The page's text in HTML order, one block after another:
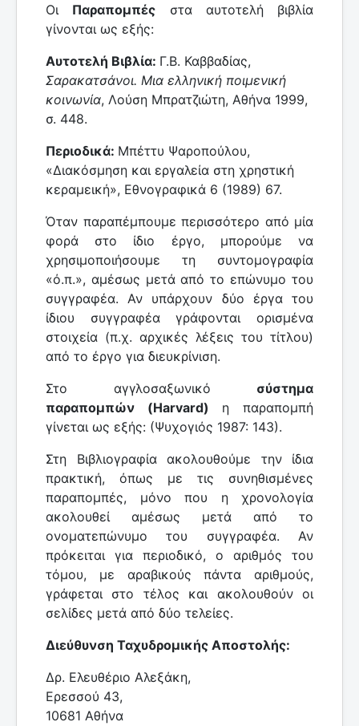
Οι Παραπομπές στα αυτοτελή βιβλία
γίνονται ως εξής:
Αυτοτελή Βιβλία: Γ.Β. Καββαδίας,
Σαρακατσάνοι. Μια ελληνική ποιμενική
κοινωνία, Λούση Μπρατζιώτη, Αθήνα 1999,
σ. 448.
Περιοδικά: Μπέττυ Ψαροπούλου,
«Διακόσμηση και εργαλεία στη χρηστική
κεραμεική», Εθνογραφικά 6 (1989) 67.
Όταν παραπέμπουμε περισσότερο από μία
φορά στο ίδιο έργο, μπορούμε να
χρησιμοποιήσουμε τη συντομογραφία
«ό.π.», αμέσως μετά από το επώνυμο του
συγγραφέα. Αν υπάρχουν δύο έργα του
ίδιου συγγραφέα γράφονται ορισμένα
στοιχεία (π.χ. αρχικές λέξεις του τίτλου)
από το έργο για διευκρίνιση.
Στο αγγλοσαξωνικό σύστημα
παραπομπών (Harvard) η παραπομπή
γίνεται ως εξής: (Ψυχογιός 1987: 143).
Στη Βιβλιογραφία ακολουθούμε την ίδια
πρακτική, όπως με τις συνηθισμένες
παραπομπές, μόνο που η χρονολογία
ακολουθεί αμέσως μετά από το
ονοματεπώνυμο του συγγραφέα. Αν
πρόκειται για περιοδικό, ο αριθμός του
τόμου, με αραβικούς πάντα αριθμούς,
γράφεται στο τέλος και ακολουθούν οι
σελίδες μετά από δύο τελείες.
Διεύθυνση Ταχυδρομικής Αποστολής:
Δρ. Ελευθέριο Αλεξάκη,
Ερεσσού 43,
10681 Αθήνα